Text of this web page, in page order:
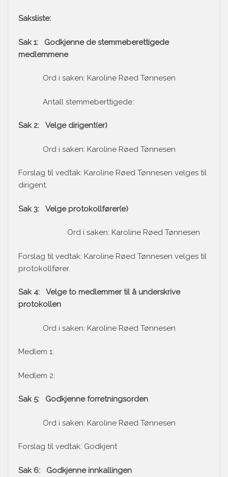
Saksliste:
Sak 1: Godkjenne de stemmeberettigede
medlemmene
Ord i saken: Karoline Røed Tønnesen
Antall stemmeberttigede:
Sak 2: Velge dirigent(er)
Ord i saken: Karoline Røed Tønnesen
Forslag til vedtak: Karoline Røed Tønnesen velges til
dirigent.
Sak 3: Velge protokollfører(e)
Ord i saken: Karoline Røed Tønnesen
Forslag til vedtak: Karoline Røed Tønnesen velges til
protokollfører.
Sak 4: Velge to medlemmer til å underskrive
protokollen
Ord i saken: Karoline Røed Tønnesen
Medlem 1:
Medlem 2:
Sak 5: Godkjenne forretningsorden
Ord i saken: Karoline Røed Tønnesen
Forslag til vedtak: Godkjent
Sak 6: Godkjenne innkallingen